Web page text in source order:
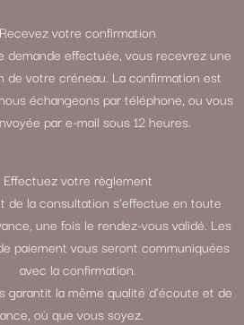
Recevez votre confirmation
demande effectuée, vous recevrez une
de votre créneau. La confirmation est
échangeons par téléphone, ou vous
par e-mail sous 12 heures.
Effectuez votre règlement
de la consultation s’effectue en toute
une fois le rendez-vous validé. Les
paiement vous seront communiquées
avec la confirmation.
garantit la même qualité d’écoute et de
où que vous soyez.